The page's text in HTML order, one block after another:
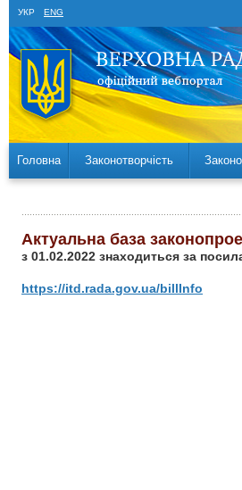
УКР ENG
Головна Законотворчість
Актуальна база
з 01.02.2022 знаходиться за
https://itd.rada.gov.ua/billInfo